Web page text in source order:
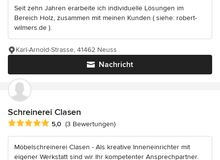
Seit zehn Jahren erarbeite ich individuelle Lösungen im
Bereich Holz, zusammen mit meinen Kunden ( siehe: robert-
wilmers.de ).
Nachricht
Karl-Arnold-Strasse, 41462 Neuss
Schreinerei Clasen
Durchschnittliche Bewertung: 5 von 5 Sternen
5,0 (3 Bewertungen)
Möbelschreinerei Clasen - Als kreative Inneneinrichter mit
eigener Werkstatt sind wir Ihr kompetenter Ansprechpartner.